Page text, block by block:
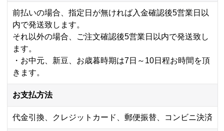
前払いの場合、指定日が無ければ入金確認後5営業日以
内で発送致します。
それ以外の場合、ご注文確認後5営業日以内で発送致し
ます。
・お中元、新豆、お歳暮時期は7日～10日程お時間を頂
きます。
お支払方法
代金引換、クレジットカード、郵便振替、コンビニ決済